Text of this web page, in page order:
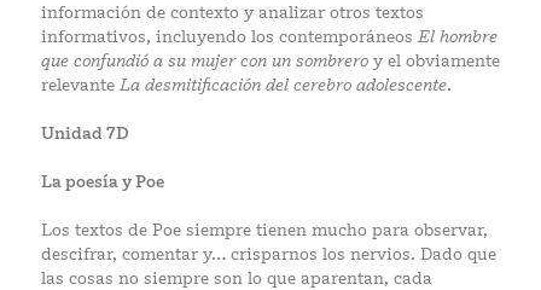
información de contexto y analizar otros textos
informativos, incluyendo los contemporáneos El hombre
que confundió a su mujer con un sombrero y el obviamente
relevante La desmitificación del cerebro adolescente.
Unidad 7D
La poesía y Poe
Los textos de Poe siempre tienen mucho para observar,
descifrar, comentar y… crisparnos los nervios. Dado que
las cosas no siempre son lo que aparentan, cada